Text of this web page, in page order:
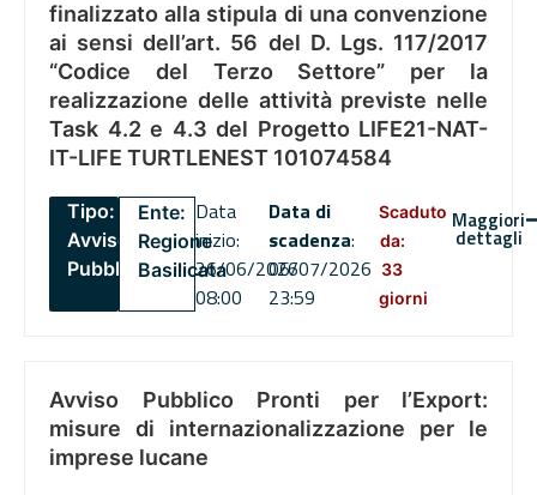
finalizzato alla stipula di una convenzione
ai sensi dell’art. 56 del D. Lgs. 117/2017
“Codice del Terzo Settore” per la
realizzazione delle attività previste nelle
Task 4.2 e 4.3 del Progetto LIFE21-NAT-
IT-LIFE TURTLENEST 101074584
Tipo:
Avviso
Pubblico
Ente:
Regione
Basilicata
Data
inizio:
26/06/2026
08:00
Data di
scadenza:
06/07/2026
23:59
Scaduto
da:
33
giorni
Maggiori
dettagli
Avviso Pubblico Pronti per l’Export:
misure di internazionalizzazione per le
imprese lucane